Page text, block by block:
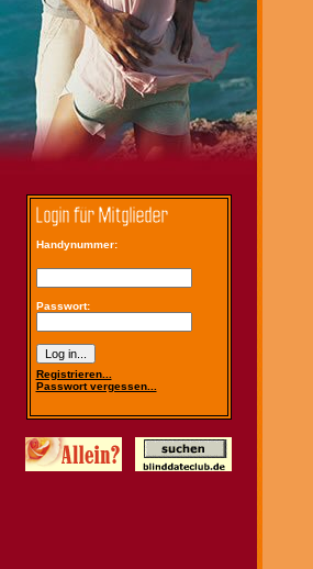
Handynummer:
Passwort:
Registrieren...
Passwort vergessen...